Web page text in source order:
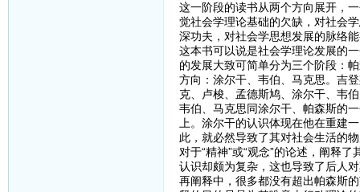
这一阶段的读书从两个方向展开，
觉社会学理论基础的欠缺，对社会
深功夫，对社会学思想发展的脉络
这本书可以说是社会学理论发展的
的发展大致可简单分为三个阶段：
方向：涂尔干、韦伯、马克思。吉
克、卢梭、孟德斯鸠、涂尔干、韦
韦伯、马克思同涂尔干、帕森斯的一
上。涂尔干的认识体现在他在重建
此，就必然导致了其对社会生活的
对于“精神”或“观念”的论述，阐释
认识却颇为复杂，这也导致了后人
再阐释中，很多都没有超出帕森斯